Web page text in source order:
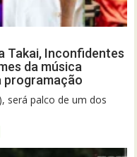
Takai, Inconfidentes
da música
programação
será palco de um dos